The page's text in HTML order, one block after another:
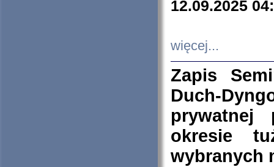
12.09.2025
więcej...
Zapis
Duch-
prywatnej
okresie
wybranych